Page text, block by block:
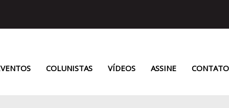
COLUNISTAS VÍDEOS ASSINE CONTATO